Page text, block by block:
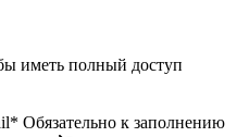
иметь полный доступ
Обязательно к заполнению